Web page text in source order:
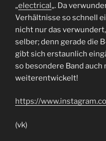
„electrical„. Da
Verhältnisse so schnell
nicht nur das
selber; denn gerade die
gibt sich erstaunlich
so besondere Band auch
weiterentwickelt!
https://
(vk)